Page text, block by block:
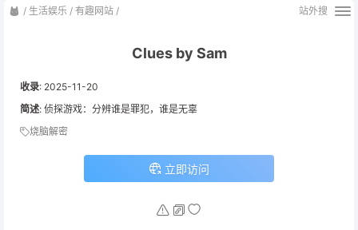
/ 生活娱乐 / 有趣网站 / 站外搜
Clues by Sam
收录: 2025-11-20
简述: 侦探游戏：分辨谁是罪犯，谁是无辜
烧脑解密
立即访问